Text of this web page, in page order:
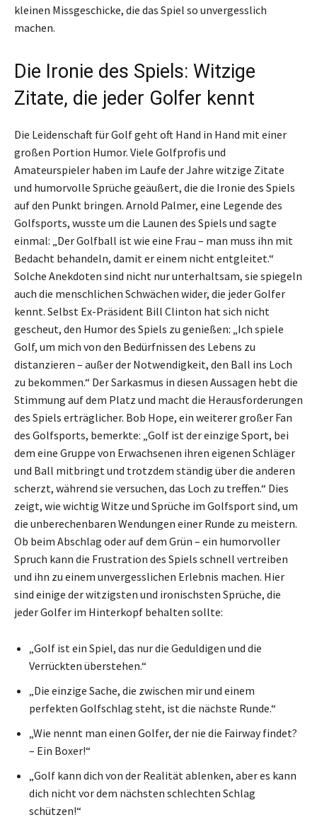
kleinen Missgeschicke, die das Spiel so unvergesslich
machen.
Die Ironie des Spiels: Witzige
Zitate, die jeder Golfer kennt
Die Leidenschaft für Golf geht oft Hand in Hand mit einer
großen Portion Humor. Viele Golfprofis und
Amateurspieler haben im Laufe der Jahre witzige Zitate
und humorvolle Sprüche geäußert, die die Ironie des Spiels
auf den Punkt bringen. Arnold Palmer, eine Legende des
Golfsports, wusste um die Launen des Spiels und sagte
einmal: „Der Golfball ist wie eine Frau – man muss ihn mit
Bedacht behandeln, damit er einem nicht entgleitet.“
Solche Anekdoten sind nicht nur unterhaltsam, sie spiegeln
auch die menschlichen Schwächen wider, die jeder Golfer
kennt. Selbst Ex-Präsident Bill Clinton hat sich nicht
gescheut, den Humor des Spiels zu genießen: „Ich spiele
Golf, um mich von den Bedürfnissen des Lebens zu
distanzieren – außer der Notwendigkeit, den Ball ins Loch
zu bekommen.“ Der Sarkasmus in diesen Aussagen hebt die
Stimmung auf dem Platz und macht die Herausforderungen
des Spiels erträglicher. Bob Hope, ein weiterer großer Fan
des Golfsports, bemerkte: „Golf ist der einzige Sport, bei
dem eine Gruppe von Erwachsenen ihren eigenen Schläger
und Ball mitbringt und trotzdem ständig über die anderen
scherzt, während sie versuchen, das Loch zu treffen.“ Dies
zeigt, wie wichtig Witze und Sprüche im Golfsport sind, um
die unberechenbaren Wendungen einer Runde zu meistern.
Ob beim Abschlag oder auf dem Grün – ein humorvoller
Spruch kann die Frustration des Spiels schnell vertreiben
und ihn zu einem unvergesslichen Erlebnis machen. Hier
sind einige der witzigsten und ironischsten Sprüche, die
jeder Golfer im Hinterkopf behalten sollte:
„Golf ist ein Spiel, das nur die Geduldigen und die
Verrückten überstehen.“
„Die einzige Sache, die zwischen mir und einem
perfekten Golfschlag steht, ist die nächste Runde.“
„Wie nennt man einen Golfer, der nie die Fairway findet?
– Ein Boxer!“
„Golf kann dich von der Realität ablenken, aber es kann
dich nicht vor dem nächsten schlechten Schlag
schützen!“